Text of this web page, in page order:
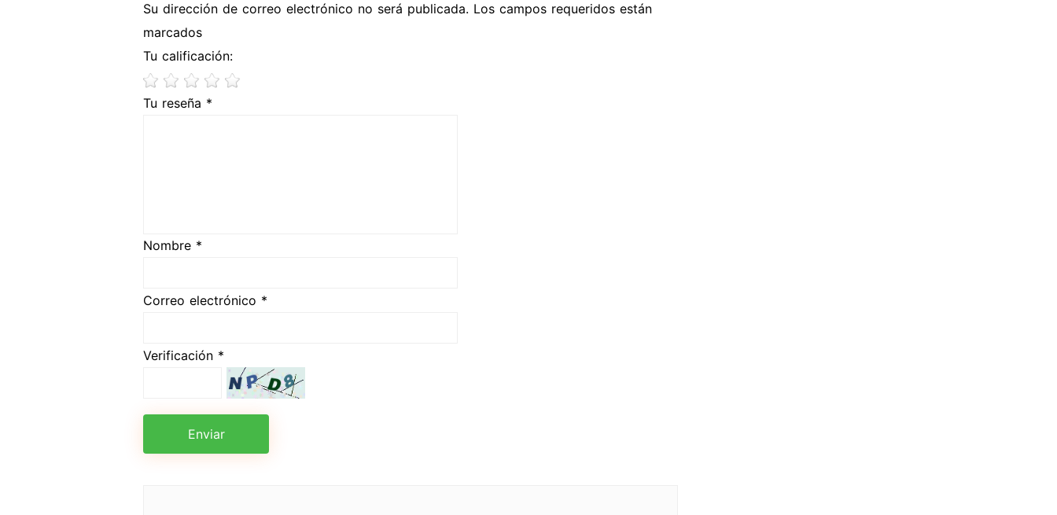
Su dirección de correo electrónico no será publicada. Los campos requeridos están
marcados
Tu calificación:
Tu reseña *
Nombre *
Correo electrónico *
Verificación *
Enviar